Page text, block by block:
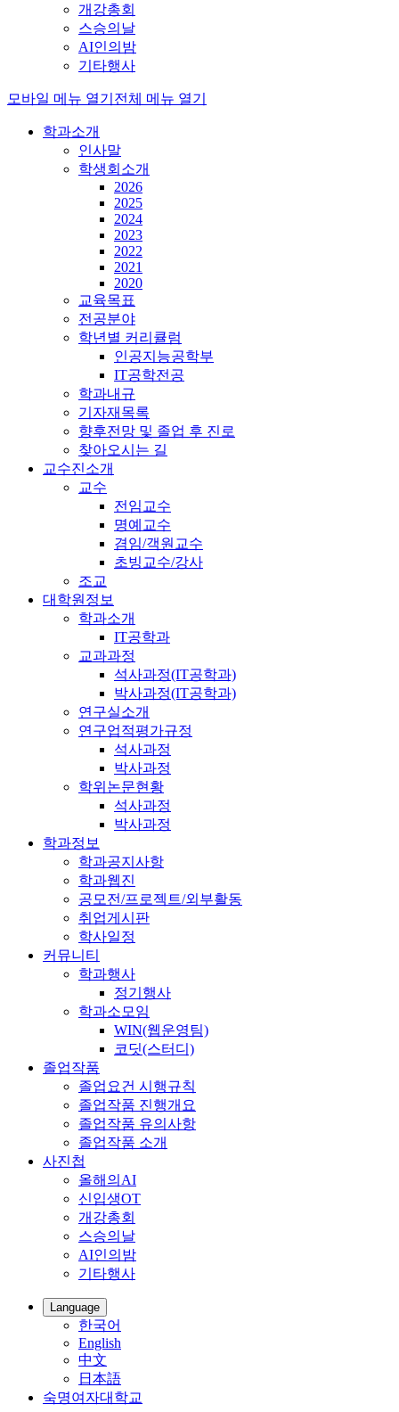
개강총회
스승의날
AI인의밤
기타행사
모바일 메뉴 열기 전체 메뉴 열기
학과소개
인사말
학생회소개
2026
2025
2024
2023
2022
2021
2020
교육목표
전공분야
학년별 커리큘럼
인공지능공학부
IT공학전공
학과내규
기자재목록
향후전망 및 졸업 후 진로
찾아오시는 길
교수진소개
교수
전임교수
명예교수
겸임/객원교수
초빙교수/강사
조교
대학원정보
학과소개
IT공학과
교과과정
석사과정(IT공학과)
박사과정(IT공학과)
연구실소개
연구업적평가규정
석사과정
박사과정
학위논문현황
석사과정
박사과정
학과정보
학과공지사항
학과웹진
공모전/프로젝트/외부활동
취업게시판
학사일정
커뮤니티
학과행사
정기행사
학과소모임
WIN(웹운영팀)
코딧(스터디)
졸업작품
졸업요건 시행규칙
졸업작품 진행개요
졸업작품 유의사항
졸업작품 소개
사진첩
올해의AI
신입생OT
개강총회
스승의날
AI인의밤
기타행사
Language
한국어
English
中文
日本語
숙명여자대학교